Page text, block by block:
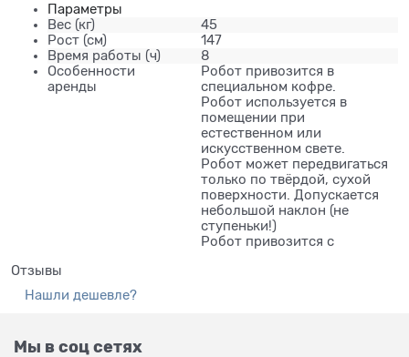
Параметры
Вес (кг)
45
Рост (см)
147
Время работы (ч)
8
Особенности
аренды
Робот привозится в
специальном кофре.
Робот используется в
помещении при
естественном или
искусственном свете.
Робот может передвигаться
только по твёрдой, сухой
поверхности. Допускается
небольшой наклон (не
ступеньки!)
Робот привозится с
Отзывы
Нашли дешевле?
Мы в соц сетях